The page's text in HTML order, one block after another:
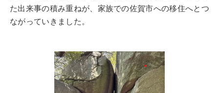
た出来事の積み重ねが、家族での佐賀市への移住へとつ
ながっていきました。